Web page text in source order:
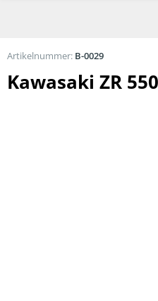
Kawasaki ZR
Artikelnummer: B-0029